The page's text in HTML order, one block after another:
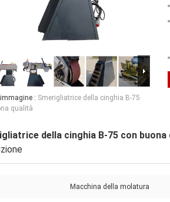
: Smerigliatrice della cinghia B-75
qualità
della cinghia B-75 con buona
Macchina della molatura